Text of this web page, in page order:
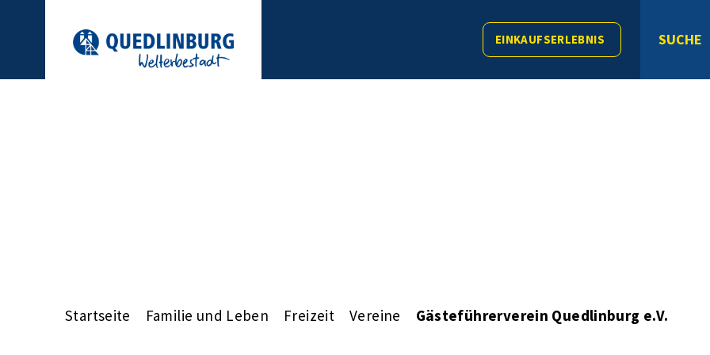
EINKAUFSERLEBNIS SUCHE
Startseite Familie und Leben Freizeit Vereine Gästeführerverein Quedlinburg e.V.